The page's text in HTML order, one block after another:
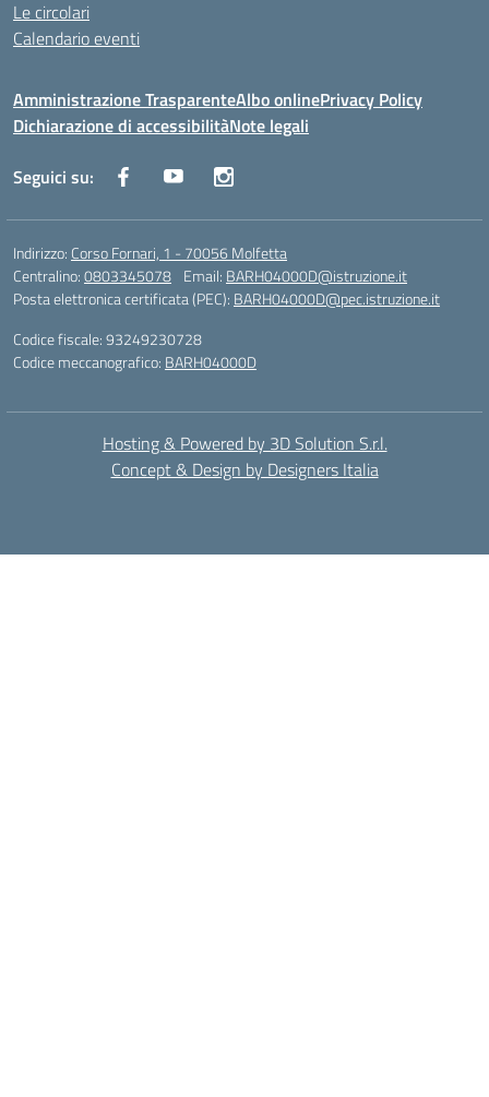
Le circolari
Calendario eventi
Amministrazione TrasparenteAlbo onlinePrivacy Policy
Dichiarazione di accessibilitàNote legali
Seguici su:
Indirizzo: Corso Fornari, 1 - 70056 Molfetta
Centralino:0803345078 Email: BARH04000D@istruzione.it
Posta elettronica certificata (PEC): BARH04000D@pec.istruzione.it
Codice fiscale: 93249230728
Codice meccanografico: BARH04000D
Hosting & Powered by 3D Solution S.r.l.
Concept & Design by Designers Italia